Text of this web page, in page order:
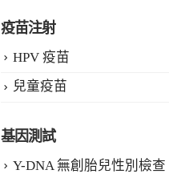
疫苗注射
HPV 疫苗
兒童疫苗
基因測試
Y-DNA 無創胎兒性別檢查